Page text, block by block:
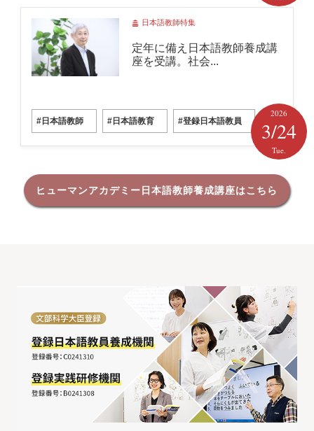
日本語教師特集
定年に備え日本語教師養成講
座を受講。社会...
#日本語教師 #日本語教育 #登録日本語教員
2026
3/24
Tue.
ヒューマンアカデミー日本語教師養成講座はこちら